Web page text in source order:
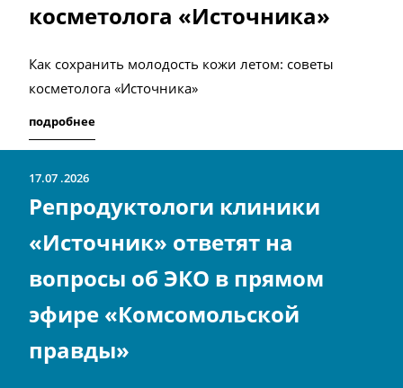
косметолога «Источника»
Как сохранить молодость кожи летом: советы
косметолога «Источника»
подробнее
17.07 2026
Репродуктологи клиники
«Источник» ответят на
вопросы об ЭКО в прямом
эфире «Комсомольской
правды»